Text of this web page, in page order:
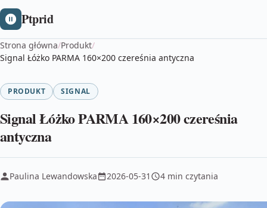
Ptprid
Strona główna/Produkt/
Signal Łóżko PARMA 160×200 czereśnia antyczna
PRODUKT SIGNAL
Signal Łóżko PARMA 160×200 czereśnia
antyczna
Paulina Lewandowska 2026-05-31 4 min czytania